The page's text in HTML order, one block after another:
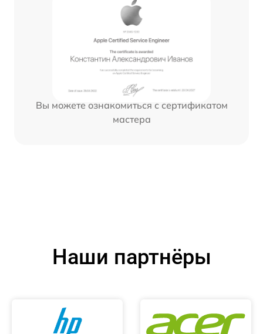
Вы можете ознакомиться с сертификатом
мастера
Наши партнёры